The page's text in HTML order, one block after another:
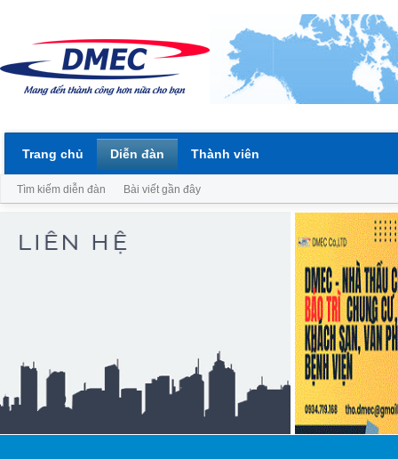
Trang chủ Diễn đàn
Tìm kiếm diễn đàn Bài viết gần đây
Thành viên